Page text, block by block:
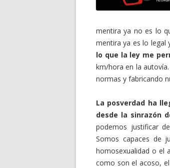
mentira ya no es lo
mentira ya es lo legal
lo que la ley me
km/hora en la
normas y fabricando
La posverdad ha
desde la sinrazón
podemos justificar
Somos capaces de
homosexualidad o el
como son el acoso,